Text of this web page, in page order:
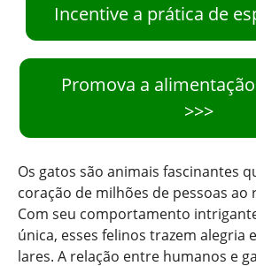
Incentive a prática de
Promova a
>>>
Os gatos são animais fascinantes
coração de milhões de pessoas
Com seu comportamento
única, esses felinos trazem alegria
lares. A relação entre humanos e